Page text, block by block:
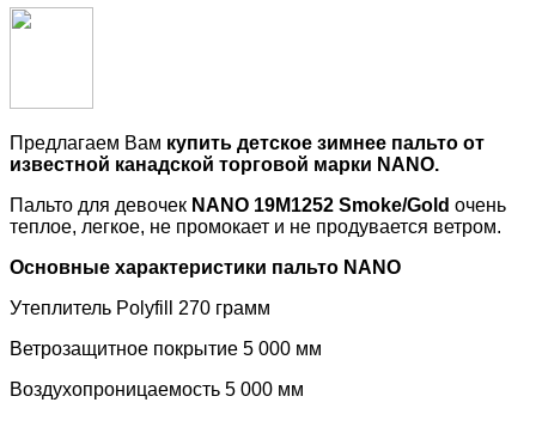
Предлагаем Вам купить детское зимнее пальто от
известной канадской торговой марки NANO.
Пальто для девочек NANO 19M1252 Smoke/Gold очень
теплое, легкое, не промокает и не продувается ветром.
Основные характеристики пальто NANO
Утеплитель Polyfill
270 грамм
Ветрозащитное покрытие 5 000 мм
Воздухопроницаемость 5 000 мм